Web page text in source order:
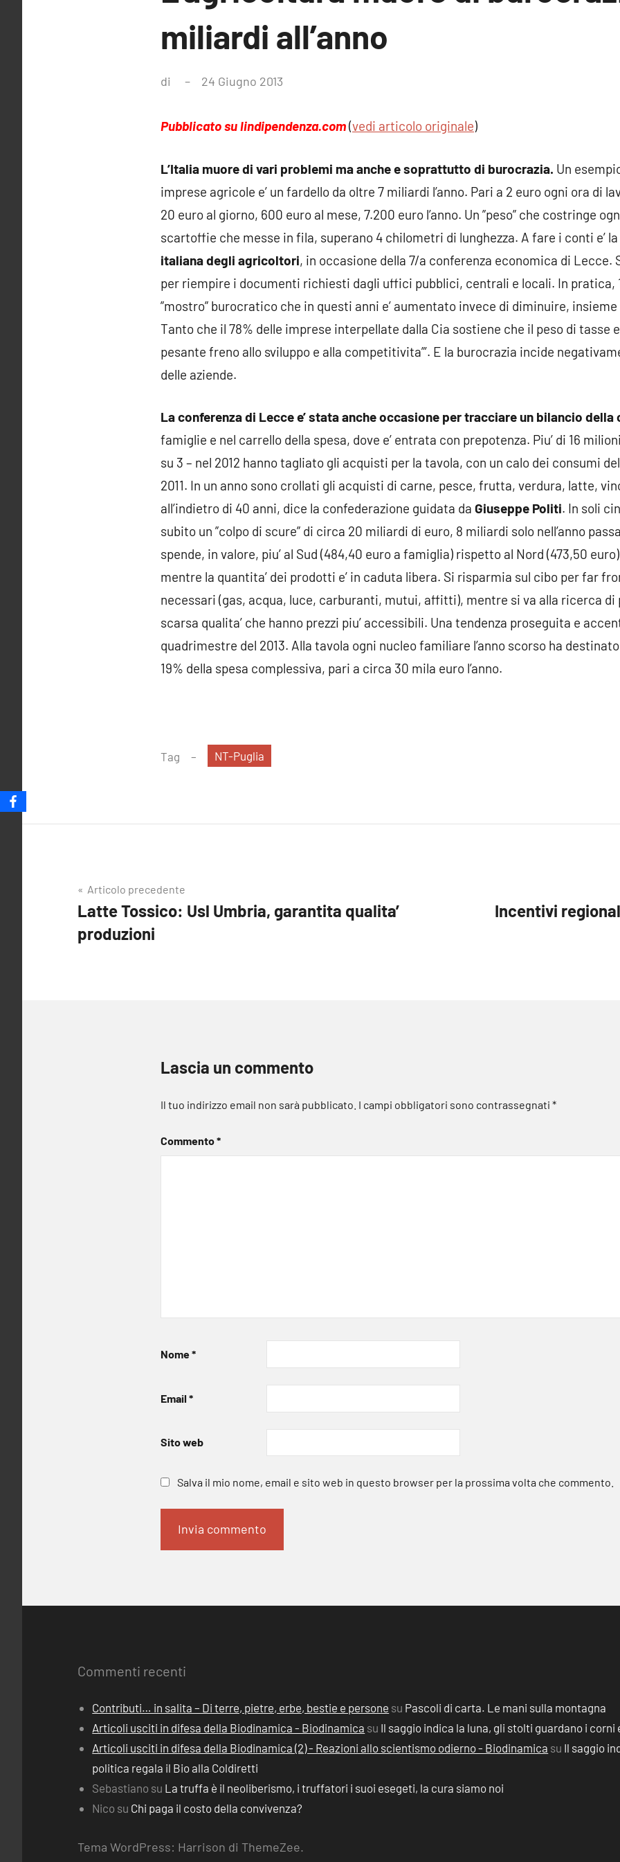
miliardi all’anno
di 24 Giugno 2013
Pubblicato su lindipendenza.com(vedi articolo originale)
L’Italia muore di vari problemi ma anche e soprattutto di burocrazia. Un
imprese agricole e’ un fardello da oltre 7 miliardi l’anno. Pari a 2 euro ogni ora di
20 euro al giorno, 600 euro al mese, 7.200 euro l’anno. Un ”peso” che costringe
scartoffie che messe in fila, superano 4 chilometri di lunghezza. A fare i conti e’ la
italiana degli agricoltori, in occasione della 7/a conferenza economica di Lecce.
per riempire i documenti richiesti dagli uffici pubblici, centrali e locali. In pratica,
”mostro” burocratico che in questi anni e’ aumentato invece di diminuire,
Tanto che il 78% delle imprese interpellate dalla Cia sostiene che il peso di tasse
pesante freno allo sviluppo e alla competitivita”’. E la burocrazia incide
delle aziende.
La conferenza di Lecce e’ stata anche occasione per tracciare un bilancio della
famiglie e nel carrello della spesa, dove e’ entrata con prepotenza. Piu’ di 16
su 3 – nel 2012 hanno tagliato gli acquisti per la tavola, con un calo dei consumi
2011. In un anno sono crollati gli acquisti di carne, pesce, frutta, verdura, latte,
all’indietro di 40 anni, dice la confederazione guidata da Giuseppe Politi. In soli
subito un ”colpo di scure” di circa 20 miliardi di euro, 8 miliardi solo nell’anno
spende, in valore, piu’ al Sud (484,40 euro a famiglia) rispetto al Nord (473,50
mentre la quantita’ dei prodotti e’ in caduta libera. Si risparmia sul cibo per far
necessari (gas, acqua, luce, carburanti, mutui, affitti), mentre si va alla ricerca
scarsa qualita’ che hanno prezzi piu’ accessibili. Una tendenza proseguita e
quadrimestre del 2013. Alla tavola ogni nucleo familiare l’anno scorso ha
19% della spesa complessiva, pari a circa 30 mila euro l’anno.
Tag NT-Puglia
Navigazione
articoli
Articolo precedente
Latte Tossico: Usl Umbria, garantita qualita’
produzioni
Incentivi
Lascia un commento
Il tuo indirizzo email non sarà pubblicato. I campi obbligatori sono contrassegnati *
Commento*
Nome*
Email *
Sito web
Salva il mio nome, email e sito web in questo browser per la prossima volta che commento.
Commenti recenti
Contributi… in salita – Di terre, pietre, erbe, bestie e persone su Pascoli di carta. Le mani sulla montagna
Articoli usciti in difesa della Biodinamica - Biodinamica su Il saggio indica la luna, gli stolti guardano i
Articoli usciti in difesa della Biodinamica (2) - Reazioni allo scientismo odierno - Biodinamica su Il saggio
politica regala il Bio alla Coldiretti
Sebastiano su La truffa è il neoliberismo, i truffatori i suoi esegeti, la cura siamo noi
Nico su Chi paga il costo della convivenza?
Tema WordPress: Harrison di ThemeZee.